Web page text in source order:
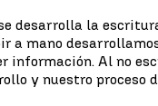
desarrolla la
a mano
información. Al no
y nuestro proceso